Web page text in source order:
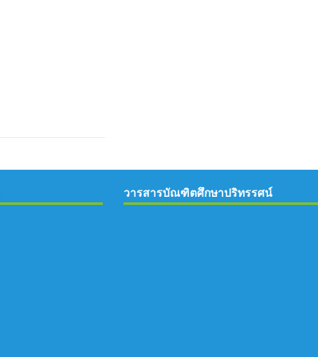
วารสารบัณฑิตศึกษาปริทรรศน์